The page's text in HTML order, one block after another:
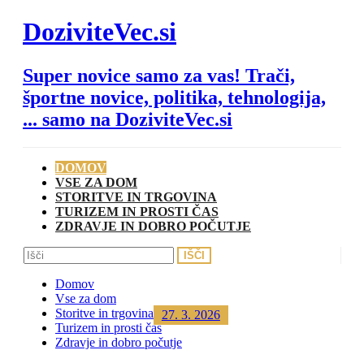
Skip
to
DoziviteVec.si
Super novice samo za vas! Trači,
športne novice, politika, tehnologija,
... samo na DoziviteVec.si
DOMOV
VSE ZA DOM
STORITVE IN TRGOVINA
TURIZEM IN PROSTI ČAS
ZDRAVJE IN DOBRO POČUTJE
Domov
Vse za dom
Storitve in trgovina
Turizem in prosti čas
Zdravje in dobro počutje
27. 3. 2026